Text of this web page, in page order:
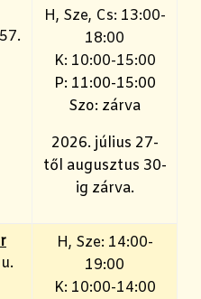
H, Sze, Cs: 13:00-
18:00
K: 10:00-15:00
P: 11:00-15:00
Szo: zárva
2026. július 27-
től augusztus 30-
ig zárva.
H, Sze: 14:00-
19:00
K: 10:00-14:00